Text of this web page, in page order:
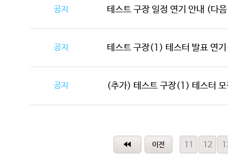
공지 테스트 구장 일정 연기 안내 (다
공지 테스트 구장(1) 테스터 발표 연
공지 (추가) 테스트 구장(1) 테스터
11 12